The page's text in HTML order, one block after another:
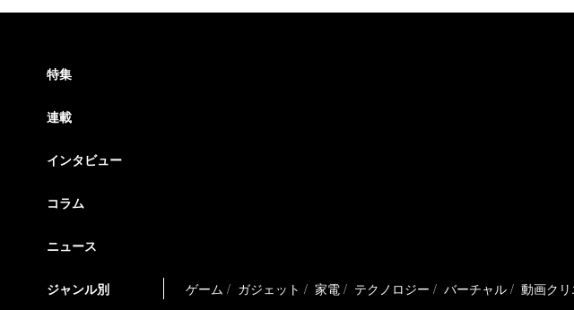
特集
連載
インタビュー
コラム
ニュース
ジャンル別 ゲーム ガジェット 家電 テクノロジー バーチャル 動画ク